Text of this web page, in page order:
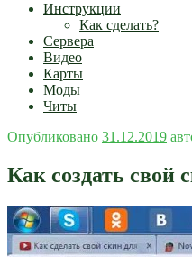
Инструкции
Как сделать?
Сервера
Видео
Карты
Моды
Читы
Опубликовано 31.12.2019
Как создать свой